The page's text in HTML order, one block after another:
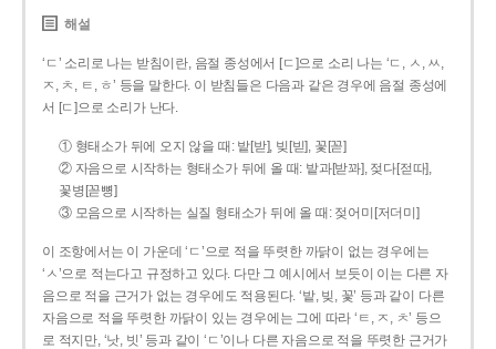
해설
‘ㄷ’ 소리로 나는 받침이란, 음절 종성에서 [ㄷ]으로 소리 나는 ‘ㄷ, ㅅ, ㅆ,
ㅈ, ㅊ, ㅌ, ㅎ’ 등을 말한다. 이 받침들은 다음과 같은 경우에 음절 종성에
서 [ㄷ]으로 소리가 난다.
① 형태소가 뒤에 오지 않을 때: 밭[받], 빚[빋], 꽃[꼳]
② 자음으로 시작하는 형태소가 뒤에 올 때: 밭과[받꽈], 젖다[젇따],
꽃병[꼳뼝]
③ 모음으로 시작하는 실질 형태소가 뒤에 올 때: 젖어미[저더미]
이 조항에서는 이 가운데 ‘ㄷ’으로 적을 뚜렷한 까닭이 없는 경우에는
‘ㅅ’으로 적는다고 규정하고 있다. 다만 그 예시에서 보듯이 이는 다른 자
음으로 적을 근거가 없는 경우에도 적용된다. ‘밭, 빚, 꽃’ 등과 같이 다른
자음으로 적을 뚜렷한 까닭이 있는 경우에는 그에 따라 ‘ㅌ, ㅈ, ㅊ’ 등으
로 적지만, ‘낫, 빗’ 등과 같이 ‘ㄷ’이나 다른 자음으로 적을 뚜렷한 근거가